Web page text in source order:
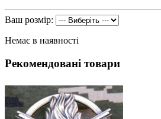
Ваш розмір:
Немає в наявності
Рекомендовані товари